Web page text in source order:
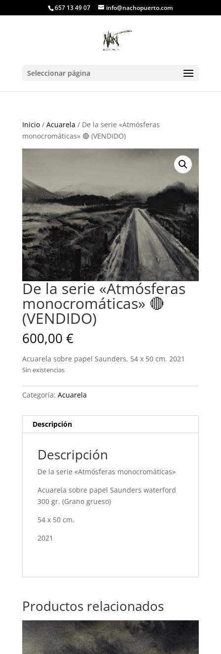
657 13 49 07 info@nachopuerto.com
Seleccionar página
Inicio/ Acuarela / De la serie «Atmósferas
monocromáticas» 🔴 (VENDIDO)
De la serie «Atmósferas
monocromáticas» 🔴
(VENDIDO)
600,00 €
Acuarela sobre papel Saunders, 54 x 50 cm. 2021
Sin existencias
Categoría: Acuarela
Descripción
Descripción
De la serie «Atmósferas monocromáticas»
Acuarela sobre papel Saunders waterford
300 gr. (Grano grueso)
54 x 50 cm.
2021
Productos relacionados